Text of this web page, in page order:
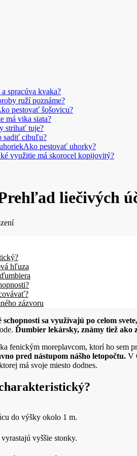
spracúva kvaka?
ruží poznáme?
pestovať šošovicu?
má vika siata?
strihať tuje?
sadiť cibuľu?
Ako pestovať uhorky?
využitie má skorocel kopijovitý?
liečivých
hľuza
zázvoru
sa využívajú po celom
Ďumbier lekársky, známy tiež ako
fenickým moreplavcom, ktorí ho sem
pred nástupom nášho letopočtu. V
má svoje miesto dodnes.
do výšky okolo 1 m.
vyššie stonky.